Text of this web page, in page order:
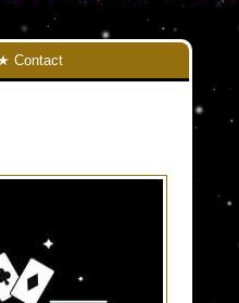
Contact